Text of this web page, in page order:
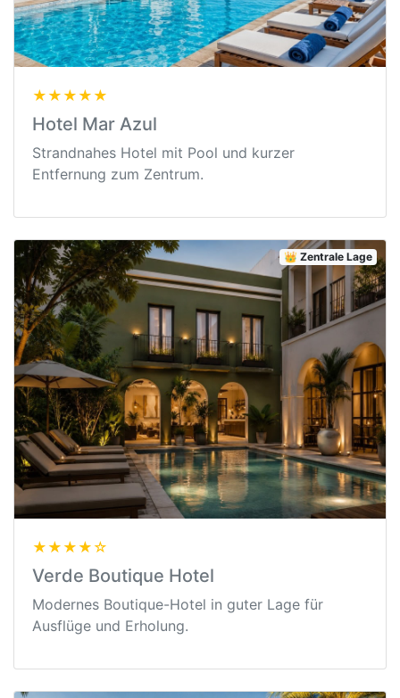
★★★★★
Hotel Mar Azul
Strandnahes Hotel mit Pool und kurzer
Entfernung zum Zentrum.
👑 Zentrale Lage
★★★★☆
Verde Boutique Hotel
Modernes Boutique-Hotel in guter Lage für
Ausflüge und Erholung.